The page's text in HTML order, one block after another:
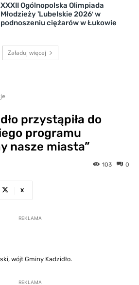
XXXII Ogólnopolska Olimpiada
Młodzieży 'Lubelskie 2026′ w
podnoszeniu ciężarów w Łukowie
Załaduj więcej